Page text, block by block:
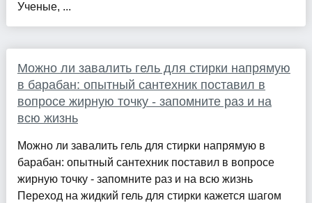
Ученые, ...
Можно ли завалить гель для стирки напрямую
в барабан: опытный сантехник поставил в
вопросе жирную точку - запомните раз и на
всю жизнь
Можно ли завалить гель для стирки напрямую в
барабан: опытный сантехник поставил в вопросе
жирную точку - запомните раз и на всю жизнь
Переход на жидкий гель для стирки кажется шагом